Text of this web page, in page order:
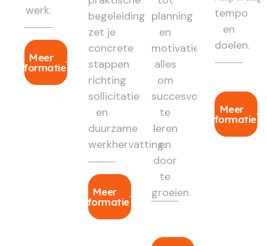
werk.
Meer
informatie
begeleiding
zet je
concrete
stappen
richting
sollicitatie
en
duurzame
werkhervatting.
Meer
informatie
planning
en
motivatie:
alles
om
succesvol
te
leren
en
door
te
groeien.
tempo
en
doelen.
Meer
informatie